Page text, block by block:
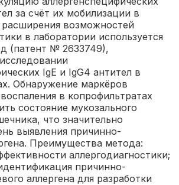
за счёт их мобилизации в
возможностей
в лаборатории используется
(патент № 2633749),
IgE и IgG4 антител в
Обнаружение маркёров
в копрофильтратах
состояние мукозального
что значительно
выявления причинно-
Преимущества метода:
аллергодиагностики;
причинно-
аллергена для разработки